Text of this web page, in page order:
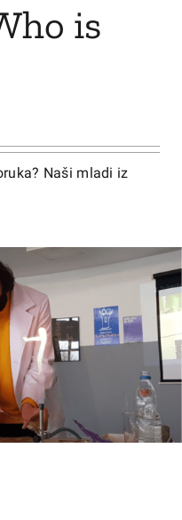
is
Naši mladi iz